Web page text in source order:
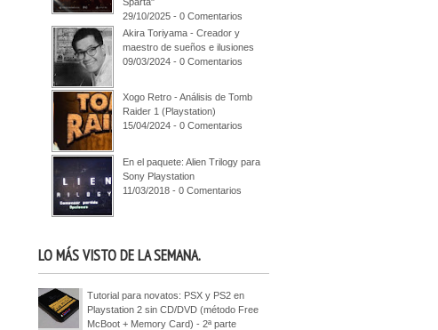
29/10/2025 - 0 Comentarios
Akira Toriyama - Creador y
maestro de sueños e ilusiones
09/03/2024 - 0 Comentarios
Xogo Retro - Análisis de Tomb
Raider 1 (Playstation)
15/04/2024 - 0 Comentarios
En el paquete: Alien Trilogy para
Sony Playstation
11/03/2018 - 0 Comentarios
LO MÁS VISTO DE LA SEMANA.
Tutorial para novatos: PSX y PS2 en
Playstation 2 sin CD/DVD (método Free
McBoot + Memory Card) - 2ª parte